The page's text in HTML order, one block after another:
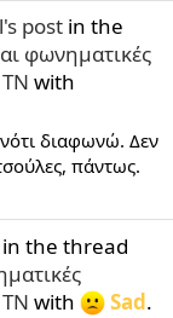
post in the
φωνηματικές
ΤΝ with
διαφωνώ. Δεν
πάντως.
in the thread
ΤΝ with Sad.